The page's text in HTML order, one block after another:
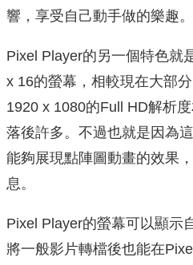
響，享受自己動手做的樂趣。
Pixel Player的另一個特色就
x 16的螢幕，相較現在大部
1920 x 1080的Full HD解析
落後許多。不過也就是因為
能夠展現點陣圖動畫的效果
息。
Pixel Player的螢幕可以顯示
將一般影片轉檔後也能在